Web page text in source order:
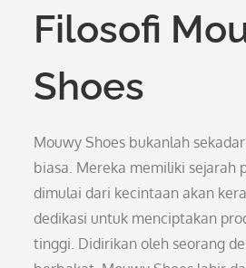
Filosofi
Shoes
Mouwy Shoes bukanlah
biasa. Mereka memiliki sejarah
dimulai dari kecintaan akan
dedikasi untuk menciptakan
tinggi. Didirikan oleh seorang